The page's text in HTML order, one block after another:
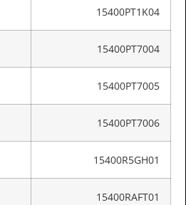
15400PT1K04
15400PT7004
15400PT7005
15400PT7006
15400R5GH01
15400RAFT01